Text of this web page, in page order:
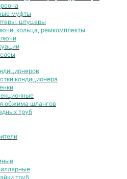
муфты
штуцеры
кольца, ремкомплекты
кондиционера
обжима шлангов
труб
труб